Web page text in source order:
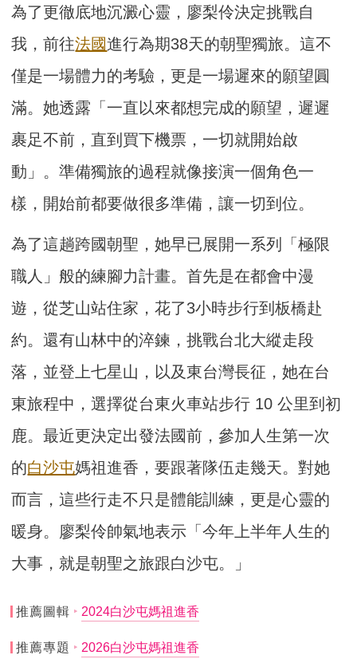
為了更徹底地沉澱心靈，廖梨伶決定挑戰自
我，前往法國進行為期38天的朝聖獨旅。這不
僅是一場體力的考驗，更是一場遲來的願望圓
滿。她透露「一直以來都想完成的願望，遲遲
裹足不前，直到買下機票，一切就開始啟
動」。準備獨旅的過程就像接演一個角色一
樣，開始前都要做很多準備，讓一切到位。
為了這趟跨國朝聖，她早已展開一系列「極限
職人」般的練腳力計畫。首先是在都會中漫
遊，從芝山站住家，花了3小時步行到板橋赴
約。還有山林中的淬鍊，挑戰台北大縱走段
落，並登上七星山，以及東台灣長征，她在台
東旅程中，選擇從台東火車站步行 10 公里到初
鹿。最近更決定出發法國前，參加人生第一次
的白沙屯媽祖進香，要跟著隊伍走幾天。對她
而言，這些行走不只是體能訓練，更是心靈的
暖身。廖梨伶帥氣地表示「今年上半年人生的
大事，就是朝聖之旅跟白沙屯。」
推薦圖輯 2024白沙屯媽祖進香
推薦專題 2026白沙屯媽祖進香